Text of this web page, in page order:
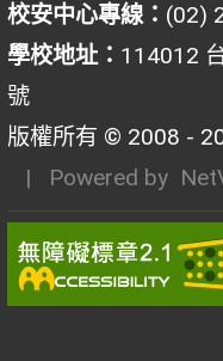
校安中心專線： (02)
學校地址： 114012
號
版權所有 © 2008 -
| Powered by